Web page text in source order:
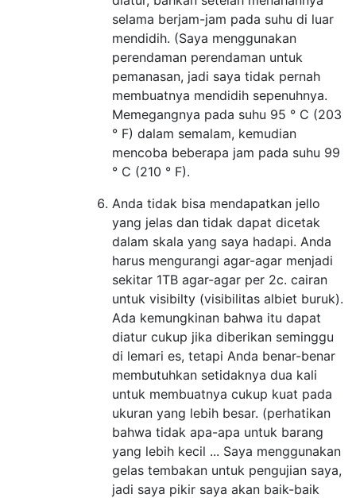
selama berjam-jam pada suhu di luar
mendidih. (Saya menggunakan
perendaman perendaman untuk
pemanasan, jadi saya tidak pernah
membuatnya mendidih sepenuhnya.
Memegangnya pada suhu 95 ° C (203
° F) dalam semalam, kemudian
mencoba beberapa jam pada suhu 99
° C (210 ° F).
Anda tidak bisa mendapatkan jello
yang jelas dan tidak dapat dicetak
dalam skala yang saya hadapi. Anda
harus mengurangi agar-agar menjadi
sekitar 1TB agar-agar per 2c. cairan
untuk visibilty (visibilitas albiet buruk).
Ada kemungkinan bahwa itu dapat
diatur cukup jika diberikan seminggu
di lemari es, tetapi Anda benar-benar
membutuhkan setidaknya dua kali
untuk membuatnya cukup kuat pada
ukuran yang lebih besar. (perhatikan
bahwa tidak apa-apa untuk barang
yang lebih kecil ... Saya menggunakan
gelas tembakan untuk pengujian saya,
jadi saya pikir saya akan baik-baik